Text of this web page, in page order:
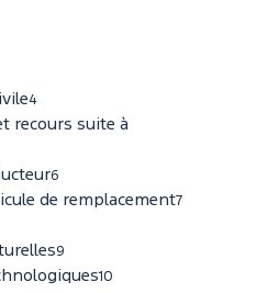
4
recours suite à
6
de remplacement7
9
10